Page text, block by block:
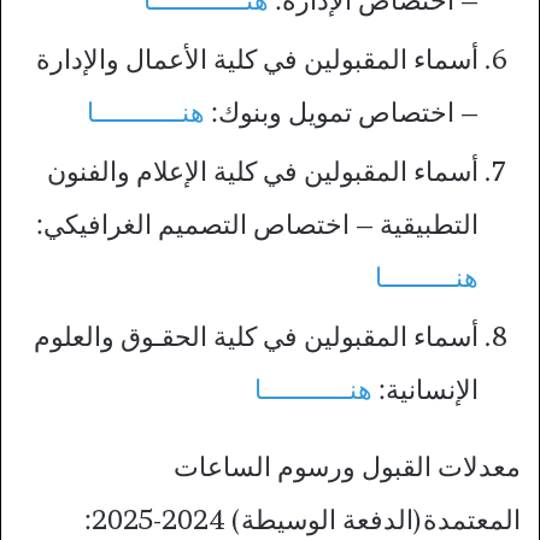
أسماء المقبولين في كلية الأعمال والإدارة
– اختصاص تمويل وبنوك: هنــــــــــــا
أسماء المقبولين في كلية الإعلام والفنون
التطبيقية – اختصاص التصميم الغرافيكي:
هنــــــــــا
أسماء المقبولين في كلية الحقـوق والعلوم
الإنسانية: هنــــــــــــا
معدلات القبول ورسوم الساعات
المعتمدة(الدفعة الوسيطة) 2024-2025: